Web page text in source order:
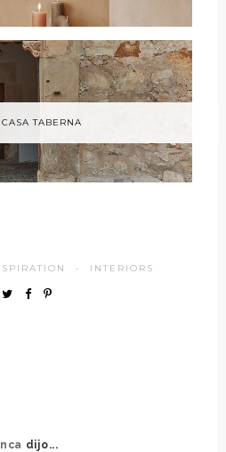
CASA TABERNA
· INTERIORS
dijo...